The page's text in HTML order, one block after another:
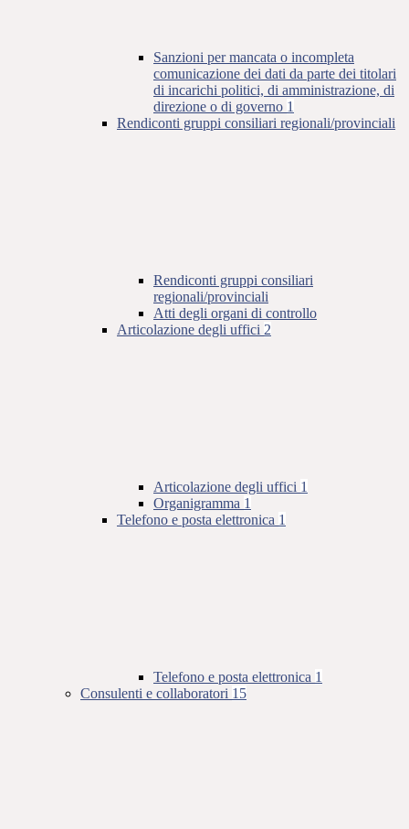
Sanzioni per mancata o incompleta
comunicazione dei dati da parte dei titolari
di incarichi politici, di amministrazione, di
direzione o di governo 1
Rendiconti gruppi consiliari regionali/provinciali
Rendiconti gruppi consiliari
regionali/provinciali
Atti degli organi di controllo
Articolazione degli uffici 2
Articolazione degli uffici 1
Organigramma 1
Telefono e posta elettronica 1
Telefono e posta elettronica 1
Consulenti e collaboratori 15